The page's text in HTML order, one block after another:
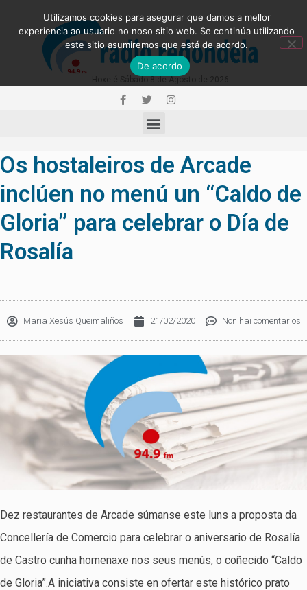
Os hostaleiros de Arcade
inclúen no menú un “Caldo de
Gloria” para celebrar o Día de
Rosalía
Maria Xesús Queimaliños 21/02/2020 Non hai comentarios
Dez restaurantes de Arcade súmanse este luns a proposta da
Concellería de Comercio para celebrar o aniversario de Rosalía
de Castro cunha homenaxe nos seus menús, o coñecido “Caldo
de Gloria”.A iniciativa consiste en ofertar este histórico prato
Utilizamos cookies para asegurar que damos a mellor
experiencia ao usuario no noso sitio web. Se continúa utilizando
este sitio asumiremos que está de acordo.
De acordo